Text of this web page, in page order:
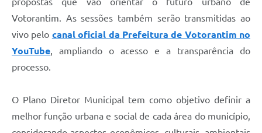
Votorantim. As sessões também serão transmitidas ao
vivo pelo canal oficial da Prefeitura de Votorantim no
YouTube, ampliando o acesso e a transparência do
processo.
O Plano Diretor Municipal tem como objetivo definir a
melhor função urbana e social de cada área do município,